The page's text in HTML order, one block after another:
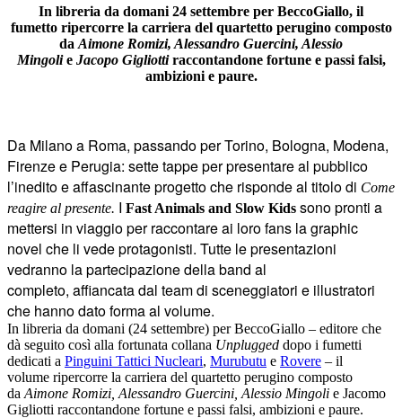
In libreria da domani 24 settembre per BeccoGiallo, il
fumetto ripercorre la carriera del quartetto perugino composto
da Aimone Romizi, Alessandro Guercini, Alessio
Mingolie Jacopo Gigliottiraccontandone fortune e passi falsi,
ambizioni e paure.
Da Milano a Roma, passando per Torino, Bologna, Modena,
Firenze e Perugia: sette tappe per presentare al pubblico
l’inedito e affascinante progetto che risponde al titolo di Come
reagire al presente. I Fast Animals and Slow Kids sono pronti a
mettersi in viaggio per raccontare ai loro fans la graphic
novel che li vede protagonisti. Tutte le presentazioni
vedranno la partecipazione della band al
completo, affiancata dal team di sceneggiatori e illustratori
che hanno datoforma al volume.
In libreria da domani (24 settembre) per BeccoGiallo – editore che
dà seguito così alla fortunata collana Unplugged dopo i fumetti
dedicati a Pinguini Tattici Nucleari, Murubutu e Rovere – il
volume ripercorre la carriera del quartetto perugino composto
da Aimone Romizi, Alessandro Guercini, Alessio Mingoli e Jacomo
Gigliotti raccontandone fortune e passi falsi, ambizioni e paure.